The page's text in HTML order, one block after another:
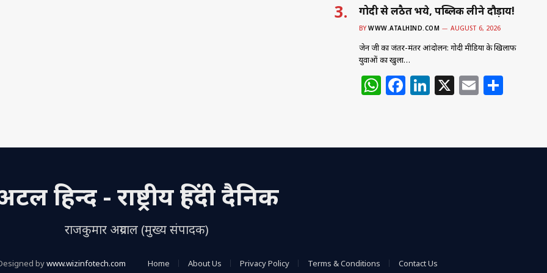
गोदी से लठैत भये, पब्लिक लीने दौड़ाय!
BY WWW.ATALHIND.COM AUGUST 6, 2026
जेन जी का जंतर-मंतर आंदोलन: गोदी मीडिया के खिलाफ
युवाओं का खुला…
W
s
F
e
Li
e
X E
l e
हिन्द - राष्ट्रीय हिंदी दैनिक
राजकुमार अग्रवाल (मुख्य संपादक)
bywww.wizinfotech.com Home About Us Privacy Policy Terms & Conditions Contact Us